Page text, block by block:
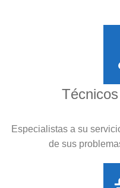
Especialistas a su
de sus